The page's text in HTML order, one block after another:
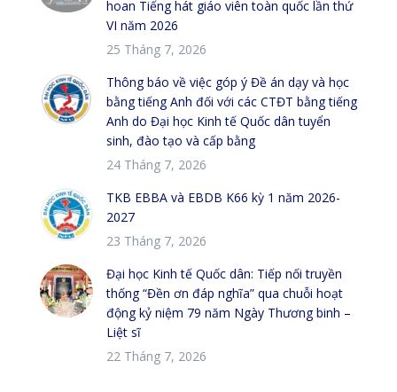
hoan Tiếng hát giáo viên toàn quốc lần thứ
VI năm 2026
25 Tháng 7, 2026
Thông báo về việc góp ý Đề án dạy và học
bằng tiếng Anh đối với các CTĐT bằng tiếng
Anh do Đại học Kinh tế Quốc dân tuyển
sinh, đào tạo và cấp bằng
24 Tháng 7, 2026
TKB EBBA và EBDB K66 kỳ 1 năm 2026-
2027
23 Tháng 7, 2026
Đại học Kinh tế Quốc dân: Tiếp nối truyền
thống “Đền ơn đáp nghĩa” qua chuỗi hoạt
động kỷ niệm 79 năm Ngày Thương binh –
Liệt sĩ
22 Tháng 7, 2026